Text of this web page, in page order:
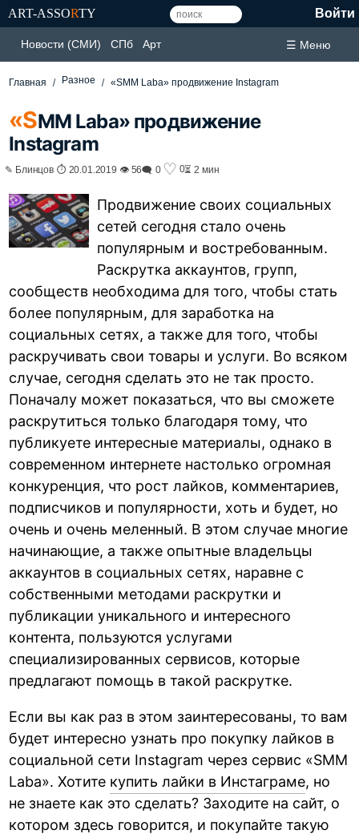
ART-ASSORTY Войти
Новости (СМИ) СПб Арт ☰ Меню
Главная Разное «SMM Laba» продвижение Instagram
«SMM Laba» продвижение
Instagram
✎ Блинцов ⏱ 20.01.2019 👁 56🗨 0 ♡ 0⏳ 2 мин
Продвижение своих социальных
сетей сегодня стало очень
популярным и востребованным.
Раскрутка аккаунтов, групп,
сообществ необходима для того, чтобы стать
более популярным, для заработка на
социальных сетях, а также для того, чтобы
раскручивать свои товары и услуги. Во всяком
случае, сегодня сделать это не так просто.
Поначалу может показаться, что вы сможете
раскрутиться только благодаря тому, что
публикуете интересные материалы, однако в
современном интернете настолько огромная
конкуренция, что рост лайков, комментариев,
подписчиков и популярности, хоть и будет, но
очень и очень меленный. В этом случае многие
начинающие, а также опытные владельцы
аккаунтов в социальных сетях, наравне с
собственными методами раскрутки и
публикации уникального и интересного
контента, пользуются услугами
специализированных сервисов, которые
предлагают помощь в такой раскрутке.
Если вы как раз в этом заинтересованы, то вам
будет интересно узнать про покупку лайков в
социальной сети Instagram через сервис «SMM
Laba». Хотите купить лайки в Инстаграме, но
не знаете как это сделать? Заходите на сайт, о
котором здесь говорится, и покупайте такую